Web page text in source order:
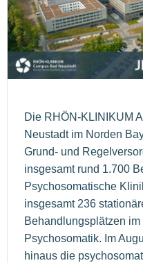
Die RHÖN-KLINIKUM
Neustadt im Norden
Grund- und
insgesamt rund 1.700
Psychosomatische
insgesamt 236
Behandlungsplätzen
Psychosomatik. Im
hinaus die